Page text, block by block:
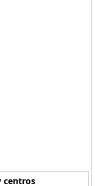
centros